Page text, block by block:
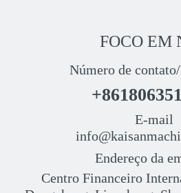
FOCO EM
Número de
E-mail
Endereço da
Centro Financeiro